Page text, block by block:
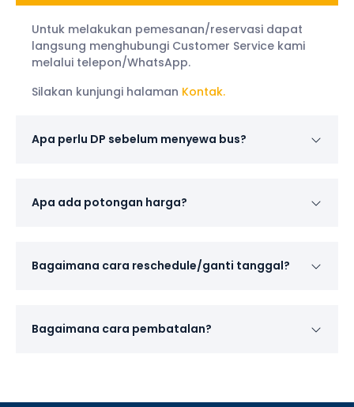
Untuk melakukan pemesanan/reservasi dapat
langsung menghubungi Customer Service kami
melalui telepon/WhatsApp.
Silakan kunjungi halaman Kontak.
Apa perlu DP sebelum menyewa bus?
Apa ada potongan harga?
Bagaimana cara reschedule/ganti tanggal?
Bagaimana cara pembatalan?